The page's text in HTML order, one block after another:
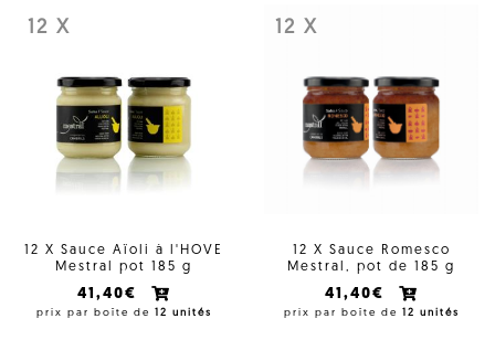
12 X
12 X Sauce Aïoli à l'HOVE
Mestral pot 185 g
41,40€
prix par boîte de 12 unités
12 X
12 X Sauce Romesco
Mestral, pot de 185 g
41,40€
prix par boîte de 12 unités